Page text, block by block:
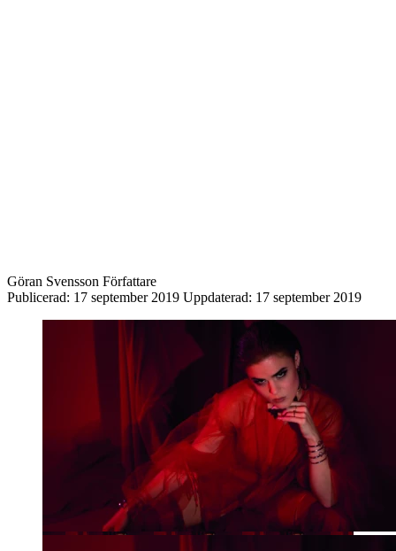
Göran Svensson Författare
Publicerad: 17 september 2019 Uppdaterad: 17 september 2019